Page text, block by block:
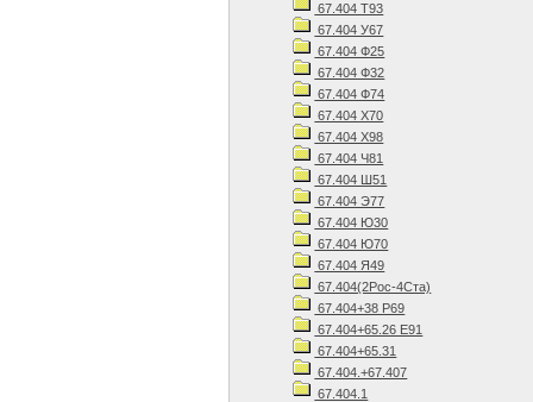
67.404 Т93
67.404 У67
67.404 Ф25
67.404 Ф32
67.404 Ф74
67.404 Х70
67.404 Х98
67.404 Ч81
67.404 Ш51
67.404 Э77
67.404 Ю30
67.404 Ю70
67.404 Я49
67.404(2Рос-4Ста)
67.404+38 Р69
67.404+65.26 Е91
67.404+65.31
67.404.+67.407
67.404.1